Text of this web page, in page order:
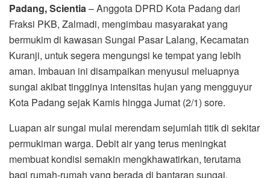
Padang, Scientia– Anggota DPRD Kota Padang dari
Fraksi PKB, Zalmadi, mengimbau masyarakat yang
bermukim di kawasan Sungai Pasar Lalang, Kecamatan
Kuranji, untuk segera mengungsi ke tempat yang lebih
aman. Imbauan ini disampaikan menyusul meluapnya
sungai akibat tingginya intensitas hujan yang mengguyur
Kota Padang sejak Kamis hingga Jumat (2/1) sore.
Luapan air sungai mulai merendam sejumlah titik di sekitar
permukiman warga. Debit air yang terus meningkat
membuat kondisi semakin mengkhawatirkan, terutama
bagi rumah-rumah yang berada di bantaran sungai.